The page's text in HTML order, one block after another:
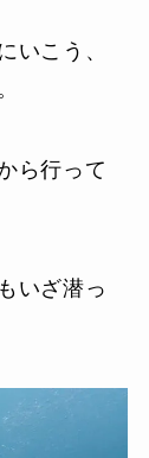
いこう、
ら行って
いざ潜っ